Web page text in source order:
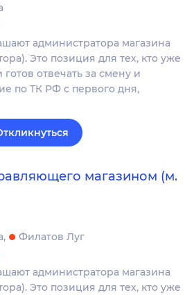
администратора магазина
Это позиция для тех, кто уже
отвечать за смену и
по ТК РФ с первого дня,
магазином (м.
Филатов Луг
администратора магазина
Это позиция для тех, кто уже